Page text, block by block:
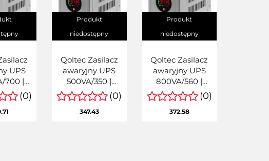
UPS
700 |
AVR |
(0)
Produkt
niedostępny
Qoltec Zasilacz
awaryjny UPS
500VA/350 |
Przetwornica
12/230V z AVR | SF
| Sinus
(0)
347.43
Produkt
niedostępny
Qoltec Zasilacz
awaryjny UPS
800VA/560 |
Przetwornica
12/230V z AVR | SF
| Sinus
(0)
372.58